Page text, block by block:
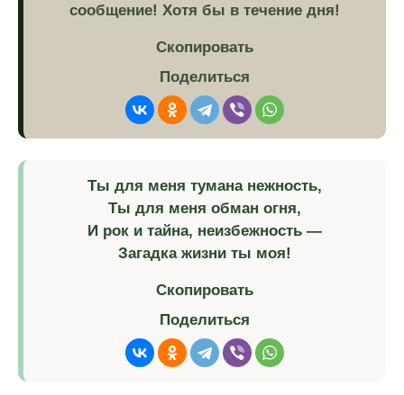
сообщение! Хотя бы в течение дня!
Скопировать
Поделиться
Ты для меня тумана нежность,
Ты для меня обман огня,
И рок и тайна, неизбежность —
Загадка жизни ты моя!
Скопировать
Поделиться